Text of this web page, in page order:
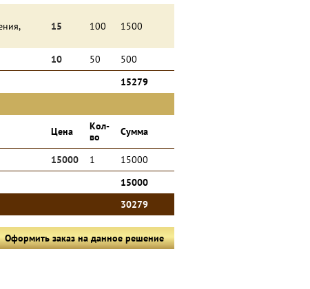
15 100 1500
10 50
500
15279
Цена
Кол-
во
Сумма
15000 1
15000
15000
30279
Оформить заказ на данное решение